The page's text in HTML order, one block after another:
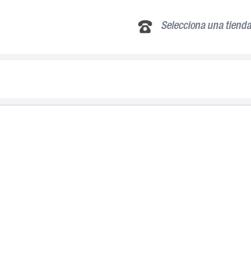
Selecciona una tienda